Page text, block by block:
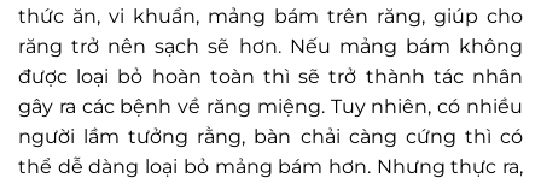
thức ăn, vi khuẩn, mảng bám trên răng, giúp cho
răng trở nên sạch sẽ hơn. Nếu mảng bám không
được loại bỏ hoàn toàn thì sẽ trở thành tác nhân
gây ra các bệnh về răng miệng. Tuy nhiên, có nhiều
người lầm tưởng rằng, bàn chải càng cứng thì có
thể dễ dàng loại bỏ mảng bám hơn. Nhưng thực ra,